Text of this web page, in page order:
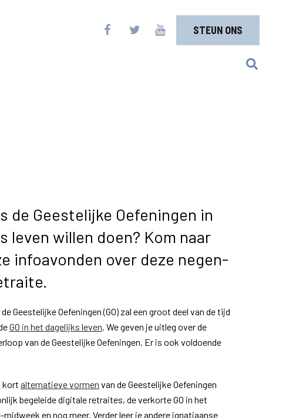
STEUN ONS
de Geestelijke Oefeningen in
leven willen doen? Kom naar
infoavonden over deze negen-
Geestelijke Oefeningen (GO) zal een groot deel van de tijd
GO in het dagelijks leven. We geven je uitleg over de
van de Geestelijke Oefeningen. Er is ook voldoende
kort alternatieve vormen van de Geestelijke Oefeningen
begeleide digitale retraites, de verkorte GO in het
midweek en nog meer. Verder leer je andere ignatiaanse